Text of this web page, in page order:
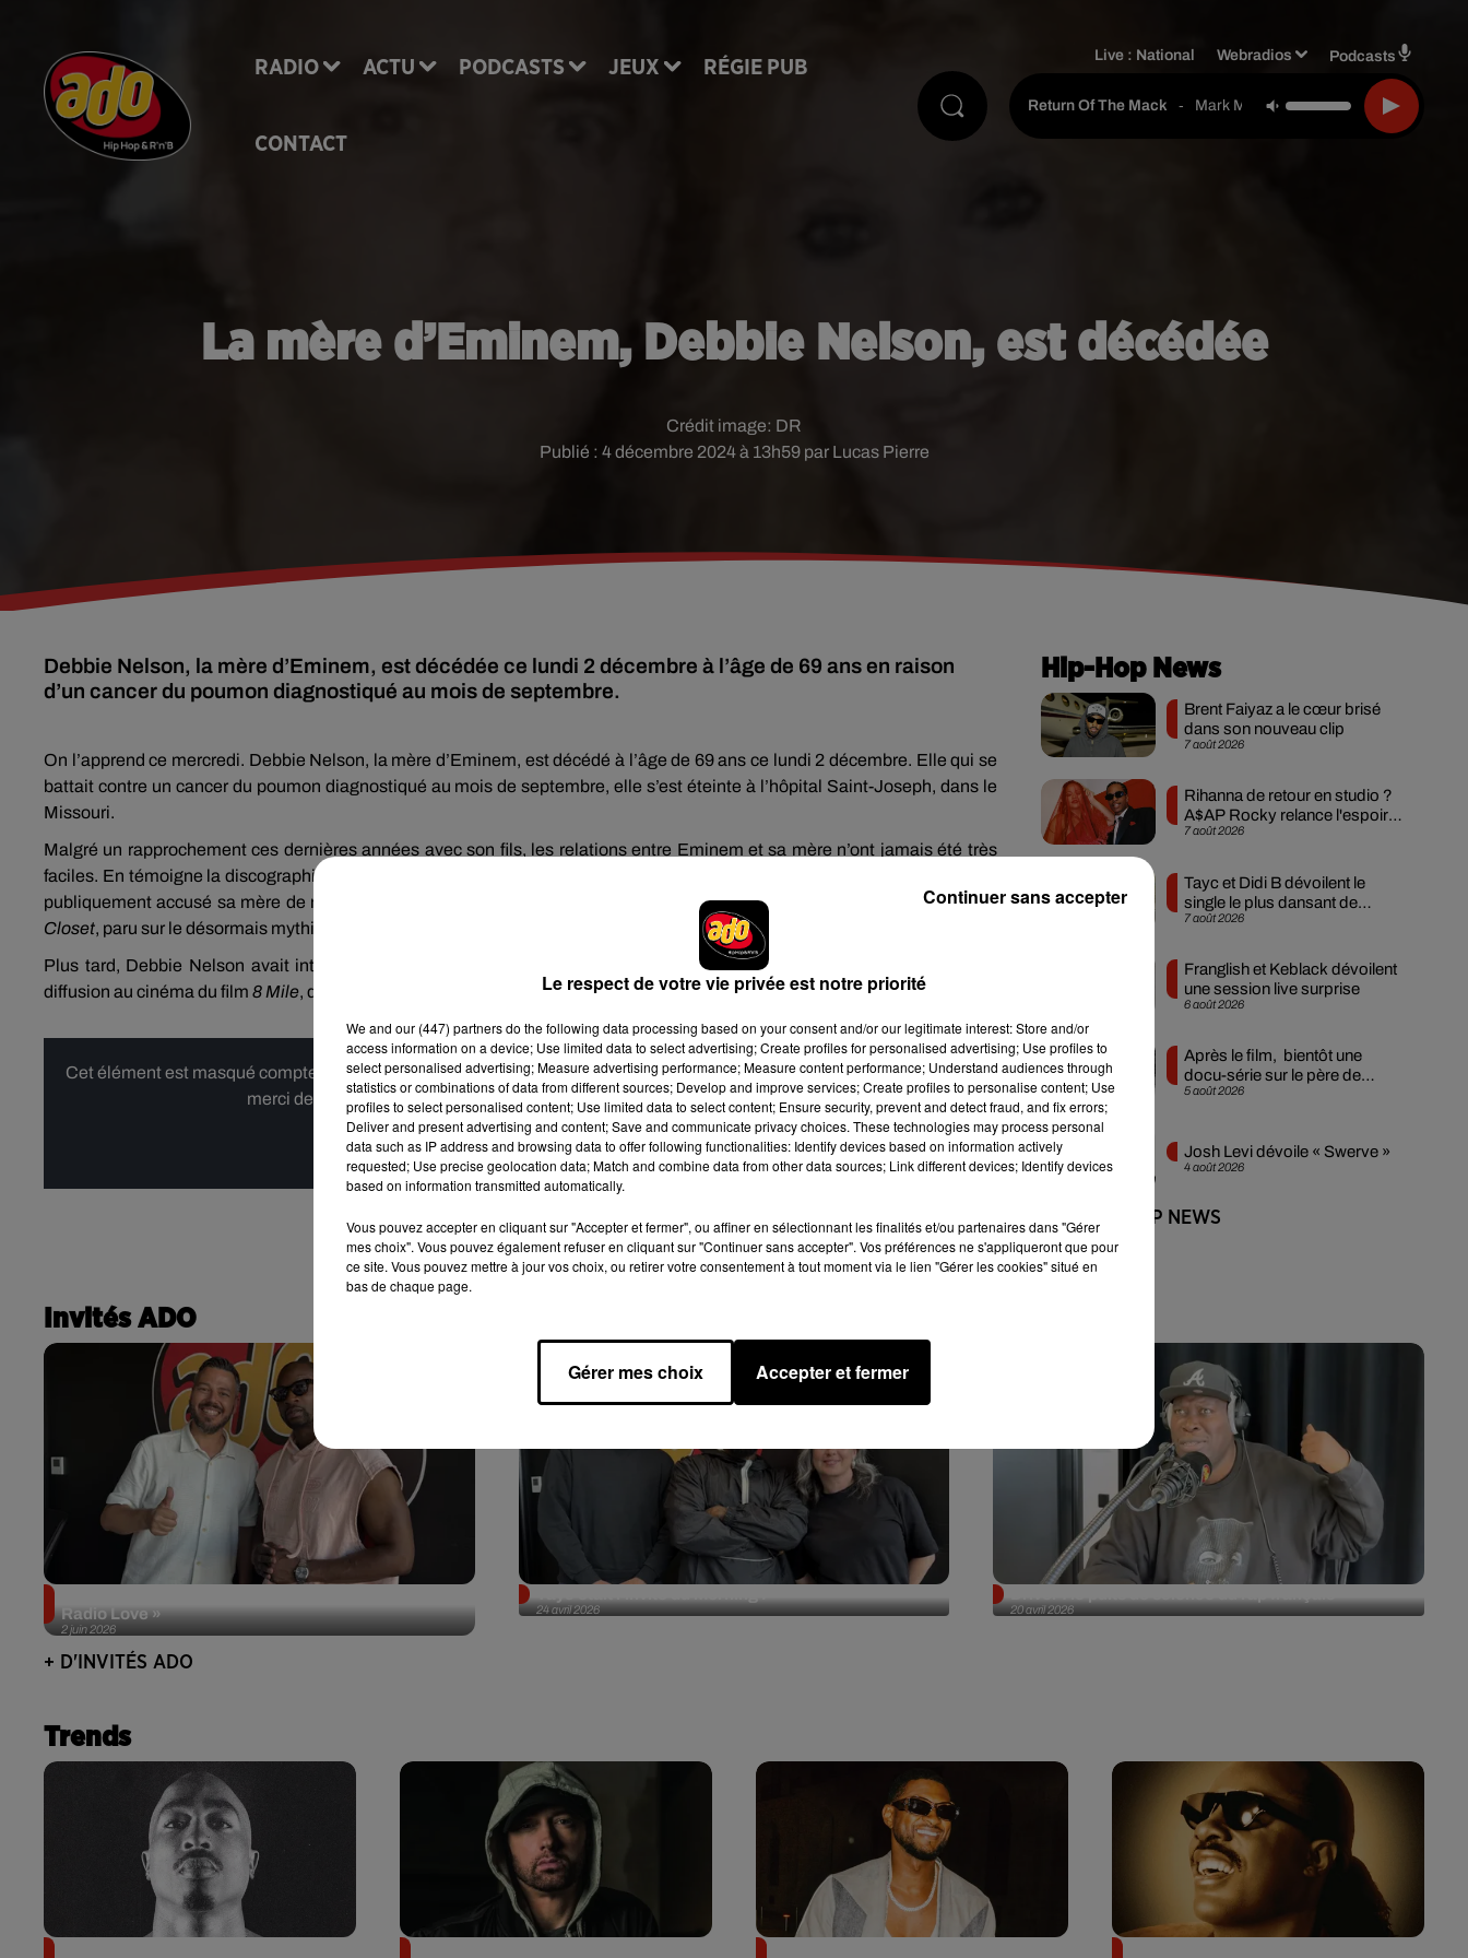
RADIO ACTU PODCASTS JEUX RÉGIE PUB
CONTACT
Live : National Webradios Podcasts
Return Of The Mack - Mark Morisson
La mère d’Eminem, Debbie Nelson, est décédée
Publié : 4 décembre 2024 à 13h59 par Lucas Pierre
Crédit image: DR
Debbie Nelson, la mère d’Eminem, est décédée ce lundi 2 décembre à l’âge de 69 ans en raison
d’un cancer du poumon diagnostiqué au mois de septembre.
On l’apprend ce mercredi. Debbie Nelson, la mère d’Eminem, est décédé à l’âge de 69 ans ce lundi 2 décembre. Elle qui se
battait contre un cancer du poumon diagnostiqué au mois de septembre, elle s’est éteinte à l’hôpital Saint-Joseph, dans le
Missouri.
Malgré un rapprochement ces dernières années avec son fils, les relations entre Eminem et sa mère n’ont jamais été très
faciles. En témoigne la discographie du rappeur, qui a régulièrement cité sa mère dans ses chansons. Eminem avait même
publiquement accusé sa mère de négligences et d’abus à son encontre lors de son enfance, dans le titre
Cleanin’ Out My
Closet, paru sur le désormais mythique
Plus tard, Debbie Nelson avait intenté un procès contre son fils pour diffamation. Une affaire portée en justice après la
diffusion au cinéma du film 8 Mile, dans lequel Eminem racontait une nouvelle fois sa relation avec sa mère.
Cet élément est masqué compte-tenu du refus du dépôt de cookies que vous avez exprimé. Si vous souhaitez l'afficher,
merci de nous donner votre accord en cliquant sur le bouton ci-dessous.
Afficher l'élément
Hip-Hop News
7 août 2026
Brent Faiyaz a le cœur brisé
dans son nouveau clip
7 août 2026
Rihanna de retour en studio ?
A$AP Rocky relance l'espoir
des fans
7 août 2026
Tayc et Didi B dévoilent le
single le plus dansant de
l’année
6 août 2026
Franglish et Keblack dévoilent
une session live surprise
5 août 2026
Après le film, bientôt une
docu-série sur le père de
Michael Jackson
4 août 2026
Josh Levi dévoile « Swerve »
+ DE HIP-HOP NEWS
Invités ADO
2 juin 2026
Radio Love »
24 avril 2026 20 avril 2026
+ D'INVITÉS ADO
Trends
Le respect de votre vie privée est notre priorité
We and our (447) partnersdo the following data processing based on your consent and/or our legitimate interest: Store and/or
access information on a device; Use limited data to select advertising; Create profiles for personalised advertising; Use profiles to
select personalised advertising; Measure advertising performance; Measure content performance; Understand audiences through
statistics or combinations of data from different sources; Develop and improve services; Create profiles to personalise content; Use
profiles to select personalised content; Use limited data to select content; Ensure security, prevent and detect fraud, and fix errors;
Deliver and present advertising and content; Save and communicate privacy choices. These technologies may process personal
data such as IP address and browsing data to offer following functionalities: Identify devices based on information actively
requested; Use precise geolocation data; Match and combine data from other data sources; Link different devices; Identify devices
based on information transmitted automatically.
Vous pouvez accepter en cliquant sur "Accepter et fermer", ou affiner en sélectionnant les finalités et/ou partenaires dans "Gérer
mes choix". Vous pouvez également refuser en cliquant sur "Continuer sans accepter". Vos préférences ne s'appliqueront que pour
ce site. Vous pouvez mettre à jour vos choix, ou retirer votre consentement à tout moment via le lien "Gérer les cookies" situé en
bas de chaque page.
Gérer mes choix Accepter et fermer
Continuer sans accepter